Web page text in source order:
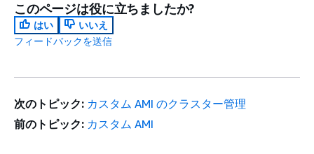
このページは役に立ちましたか?
はい
いいえ
フィードバックを送信
次のトピック: カスタム AMI のクラスター管理
前のトピック: カスタム AMI